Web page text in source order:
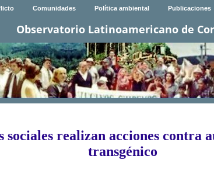
Comunidades Política ambiental Publicaciones
Observatorio Latinoamericano de
sociales realizan acciones contra
transgénico